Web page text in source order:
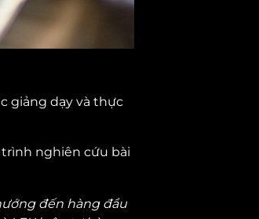
giảng dạy và thực
trình nghiên cứu bài
đến hàng đầu